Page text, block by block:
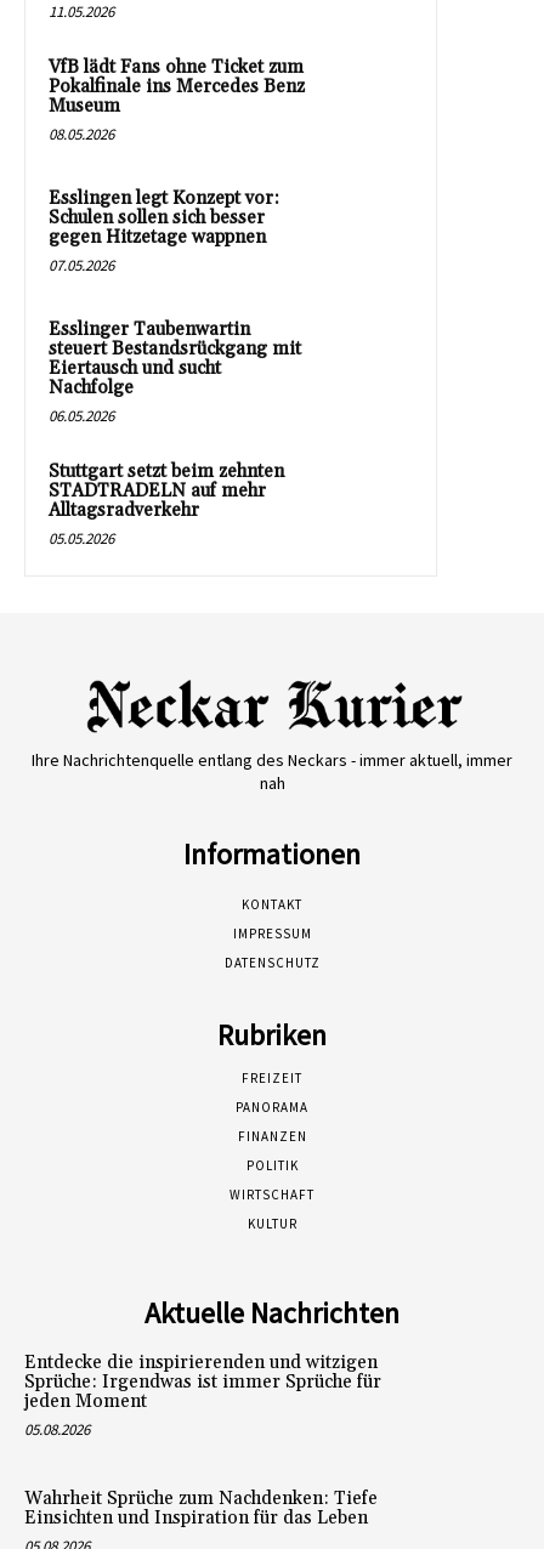
11.05.2026
VfB lädt Fans ohne Ticket zum
Pokalfinale ins Mercedes Benz
Museum
08.05.2026
Esslingen legt Konzept vor:
Schulen sollen sich besser
gegen Hitzetage wappnen
07.05.2026
Esslinger Taubenwartin
steuert Bestandsrückgang mit
Eiertausch und sucht
Nachfolge
06.05.2026
Stuttgart setzt beim zehnten
STADTRADELN auf mehr
Alltagsradverkehr
05.05.2026
Ihre Nachrichtenquelle entlang des Neckars - immer aktuell, immer
nah
Informationen
KONTAKT
IMPRESSUM
DATENSCHUTZ
Rubriken
FREIZEIT
PANORAMA
FINANZEN
POLITIK
WIRTSCHAFT
KULTUR
Aktuelle Nachrichten
Entdecke die inspirierenden und witzigen
Sprüche: Irgendwas ist immer Sprüche für
jeden Moment
05.08.2026
Wahrheit Sprüche zum Nachdenken: Tiefe
Einsichten und Inspiration für das Leben